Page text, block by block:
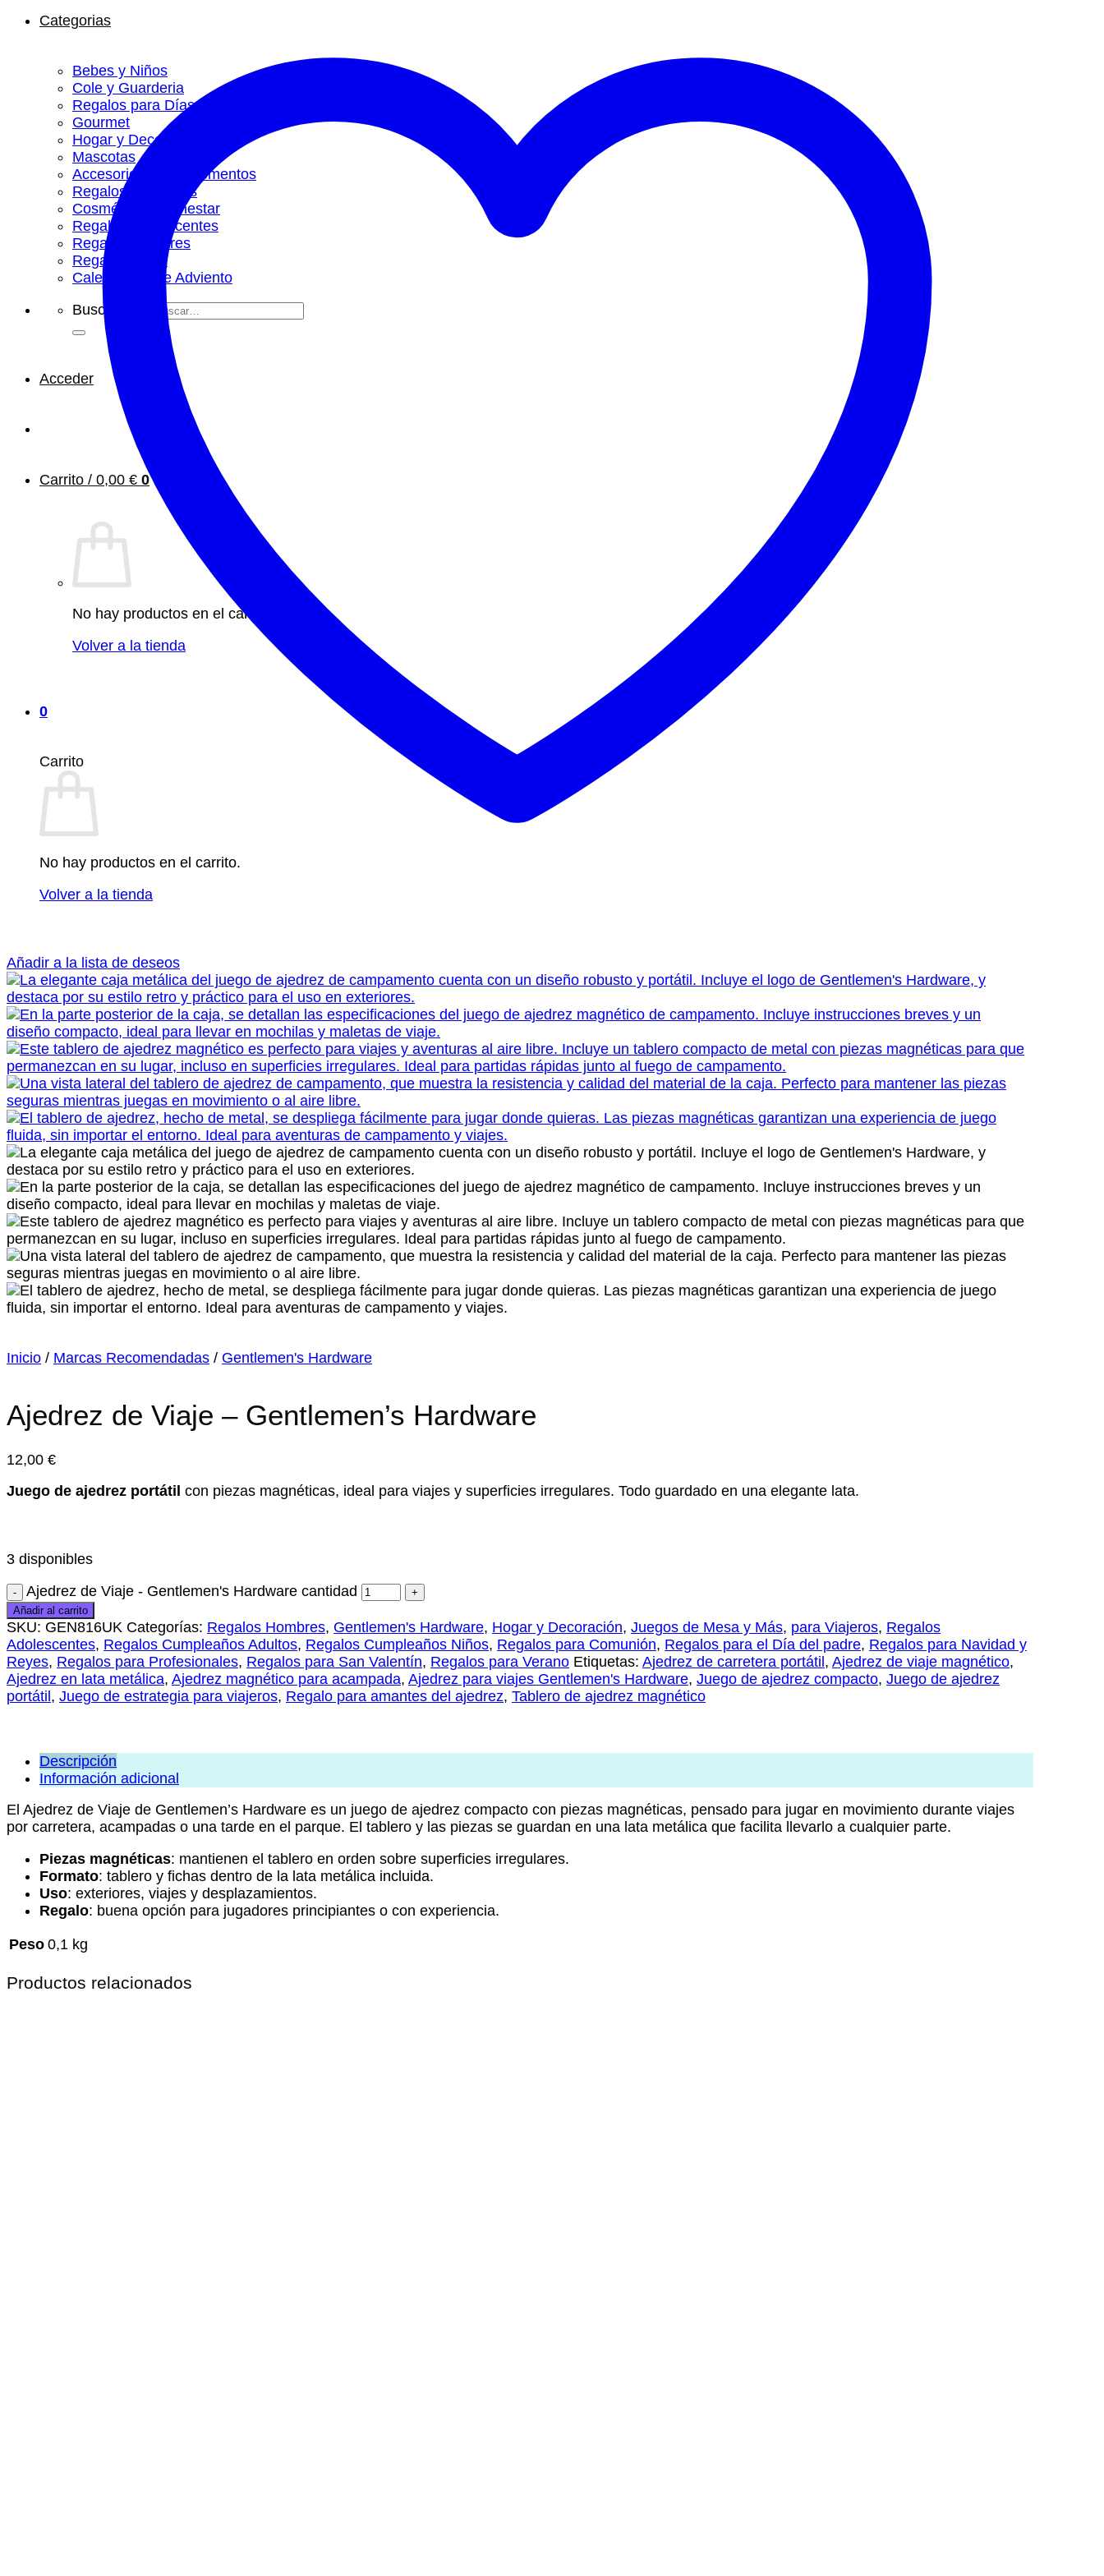
Categorias
Bebes y Niños
Cole y Guarderia
Regalos para Días Especiales
Gourmet
Hogar y Decoración
Mascotas
Accesorios y complementos
Regalos Temáticos
Cosmética y Bienestar
Regalos Adolescentes
Regalos Hombres
Regalos Mujer
Calendarios de Adviento
Buscar por:
Acceder
Carrito / 0,00 € 0
No hay productos en el carrito.
Volver a la tienda
0
Carrito
No hay productos en el carrito.
Volver a la tienda
Añadir a la lista de deseos
Inicio / Marcas Recomendadas / Gentlemen's Hardware
Ajedrez de Viaje – Gentlemen’s Hardware
12,00 €
Juego de ajedrez portátil con piezas magnéticas, ideal para viajes y superficies irregulares. Todo guardado en una elegante lata.
3 disponibles
Ajedrez de Viaje - Gentlemen's Hardware cantidad
Añadir al carrito
SKU: GEN816UK Categorías: Regalos Hombres, Gentlemen's Hardware, Hogar y Decoración, Juegos de Mesa y Más, para Viajeros, Regalos
Adolescentes, Regalos Cumpleaños Adultos, Regalos Cumpleaños Niños, Regalos para Comunión, Regalos para el Día del padre, Regalos para Navidad y
Reyes, Regalos para Profesionales, Regalos para San Valentín, Regalos para Verano Etiquetas: Ajedrez de carretera portátil, Ajedrez de viaje magnético,
Ajedrez en lata metálica, Ajedrez magnético para acampada, Ajedrez para viajes Gentlemen's Hardware, Juego de ajedrez compacto, Juego de ajedrez
portátil, Juego de estrategia para viajeros, Regalo para amantes del ajedrez, Tablero de ajedrez magnético
Descripción
Información adicional
El Ajedrez de Viaje de Gentlemen’s Hardware es un juego de ajedrez compacto con piezas magnéticas, pensado para jugar en movimiento durante viajes
por carretera, acampadas o una tarde en el parque. El tablero y las piezas se guardan en una lata metálica que facilita llevarlo a cualquier parte.
Piezas magnéticas: mantienen el tablero en orden sobre superficies irregulares.
Formato: tablero y fichas dentro de la lata metálica incluida.
Uso: exteriores, viajes y desplazamientos.
Regalo: buena opción para jugadores principiantes o con experiencia.
Peso 0,1 kg
Productos relacionados